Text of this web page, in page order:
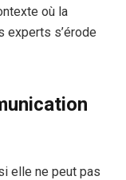
où la
experts s’érode
elle ne peut pas